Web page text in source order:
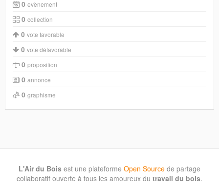
0 evènement
0 collection
0 vote favorable
0 vote défavorable
0 proposition
0 annonce
0 graphisme
L'Air du Bois est une plateforme Open Source de partage
collaboratif ouverte à tous les amoureux du travail du bois.